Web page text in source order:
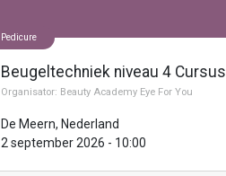
Pedicure
Beugeltechniek niveau 4 Cursus
Organisator: Beauty Academy Eye For You
De Meern, Nederland
2 september 2026 - 10:00